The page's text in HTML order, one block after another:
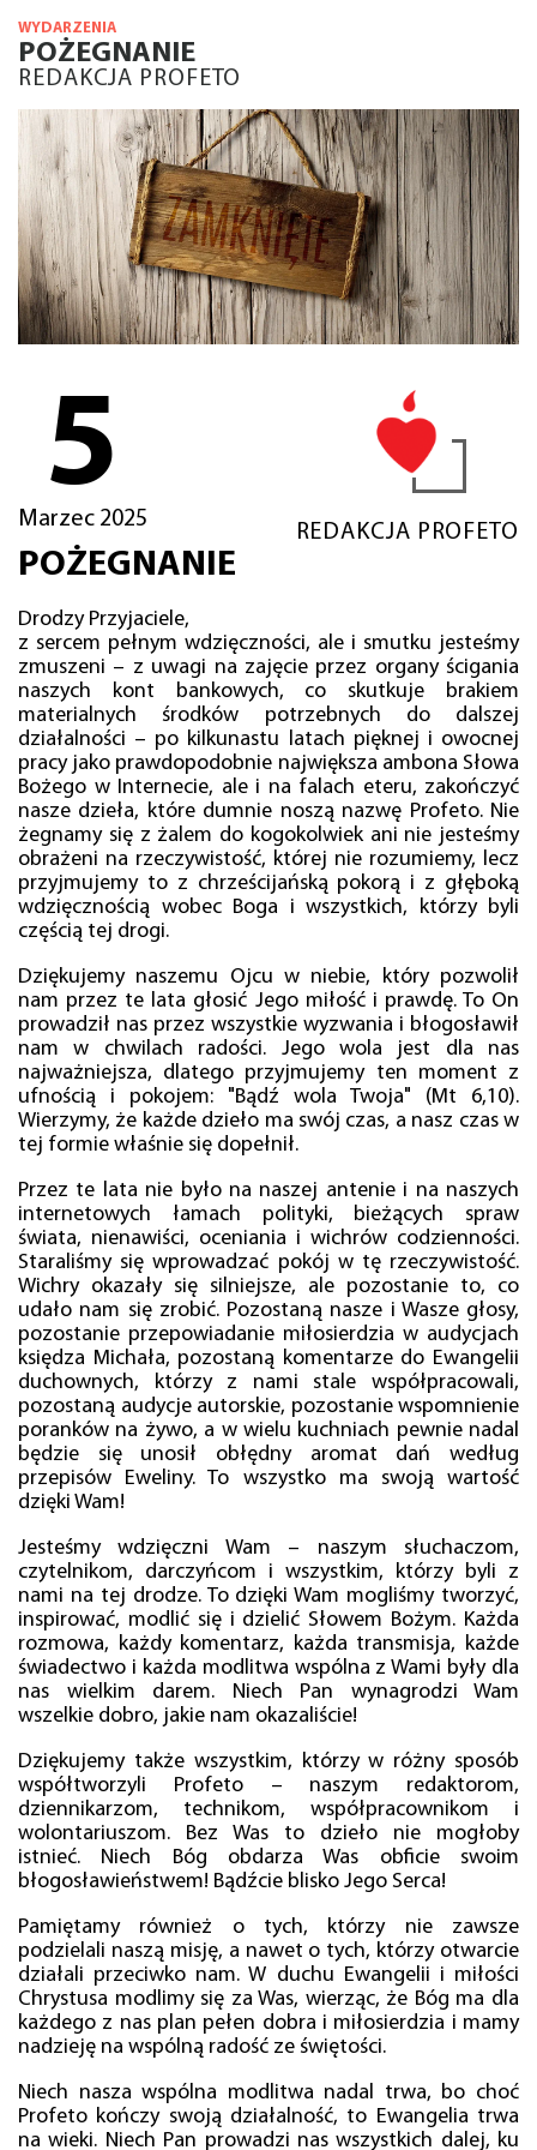
WYDARZENIA
POŻEGNANIE
REDAKCJA PROFETO
5
Marzec 2025
REDAKCJA PROFETO
POŻEGNANIE
Drodzy Przyjaciele,
z sercem pełnym wdzięczności, ale i smutku jesteśmy
zmuszeni – z uwagi na zajęcie przez organy ścigania
naszych kont bankowych, co skutkuje brakiem
materialnych środków potrzebnych do dalszej
działalności – po kilkunastu latach pięknej i owocnej
pracy jako prawdopodobnie największa ambona Słowa
Bożego w Internecie, ale i na falach eteru, zakończyć
nasze dzieła, które dumnie noszą nazwę Profeto. Nie
żegnamy się z żalem do kogokolwiek ani nie jesteśmy
obrażeni na rzeczywistość, której nie rozumiemy, lecz
przyjmujemy to z chrześcijańską pokorą i z głęboką
wdzięcznością wobec Boga i wszystkich, którzy byli
częścią tej drogi.
Dziękujemy naszemu Ojcu w niebie, który pozwolił
nam przez te lata głosić Jego miłość i prawdę. To On
prowadził nas przez wszystkie wyzwania i błogosławił
nam w chwilach radości. Jego wola jest dla nas
najważniejsza, dlatego przyjmujemy ten moment z
ufnością i pokojem: "Bądź wola Twoja" (Mt 6,10).
Wierzymy, że każde dzieło ma swój czas, a nasz czas w
tej formie właśnie się dopełnił.
Przez te lata nie było na naszej antenie i na naszych
internetowych łamach polityki, bieżących spraw
świata, nienawiści, oceniania i wichrów codzienności.
Staraliśmy się wprowadzać pokój w tę rzeczywistość.
Wichry okazały się silniejsze, ale pozostanie to, co
udało nam się zrobić. Pozostaną nasze i Wasze głosy,
pozostanie przepowiadanie miłosierdzia w audycjach
księdza Michała, pozostaną komentarze do Ewangelii
duchownych, którzy z nami stale współpracowali,
pozostaną audycje autorskie, pozostanie wspomnienie
poranków na żywo, a w wielu kuchniach pewnie nadal
będzie się unosił obłędny aromat dań według
przepisów Eweliny. To wszystko ma swoją wartość
dzięki Wam!
Jesteśmy wdzięczni Wam – naszym słuchaczom,
czytelnikom, darczyńcom i wszystkim, którzy byli z
nami na tej drodze. To dzięki Wam mogliśmy tworzyć,
inspirować, modlić się i dzielić Słowem Bożym. Każda
rozmowa, każdy komentarz, każda transmisja, każde
świadectwo i każda modlitwa wspólna z Wami były dla
nas wielkim darem. Niech Pan wynagrodzi Wam
wszelkie dobro, jakie nam okazaliście!
Dziękujemy także wszystkim, którzy w różny sposób
współtworzyli Profeto – naszym redaktorom,
dziennikarzom, technikom, współpracownikom i
wolontariuszom. Bez Was to dzieło nie mogłoby
istnieć. Niech Bóg obdarza Was obficie swoim
błogosławieństwem! Bądźcie blisko Jego Serca!
Pamiętamy również o tych, którzy nie zawsze
podzielali naszą misję, a nawet o tych, którzy otwarcie
działali przeciwko nam. W duchu Ewangelii i miłości
Chrystusa modlimy się za Was, wierząc, że Bóg ma dla
każdego z nas plan pełen dobra i miłosierdzia i mamy
nadzieję na wspólną radość ze świętości.
Niech nasza wspólna modlitwa nadal trwa, bo choć
Profeto kończy swoją działalność, to Ewangelia trwa
na wieki. Niech Pan prowadzi nas wszystkich dalej, ku